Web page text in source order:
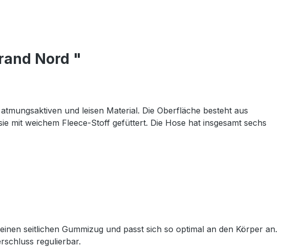
Nord "
und leisen Material. Die Oberfläche besteht aus
mit weichem Fleece-Stoff gefüttert. Die Hose hat insgesamt sechs
seitlichen Gummizug und passt sich so optimal an den Körper an.
regulierbar.